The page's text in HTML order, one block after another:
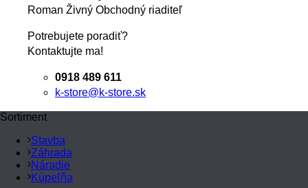
Roman Živný Obchodný riaditeľ
Potrebujete poradiť?
Kontaktujte ma!
0918 489 611
k-store@k-store.sk
Sortiment
Stavba
Záhrada
Náradie
Kúpeľňa